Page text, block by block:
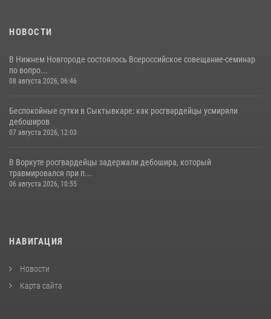
НОВОСТИ
В Нижнем Новгороде состоялось Всероссийское совещание-семинар
по вопро...
08 августа 2026, 06:46
Беспокойные сутки в Сыктывкаре: как росгвардейцы усмиряли
дебоширов
07 августа 2026, 12:03
В Воркуте росгвардейцы задержали дебошира, который
травмировался при п...
06 августа 2026, 10:55
НАВИГАЦИЯ
Новости
Карта сайта